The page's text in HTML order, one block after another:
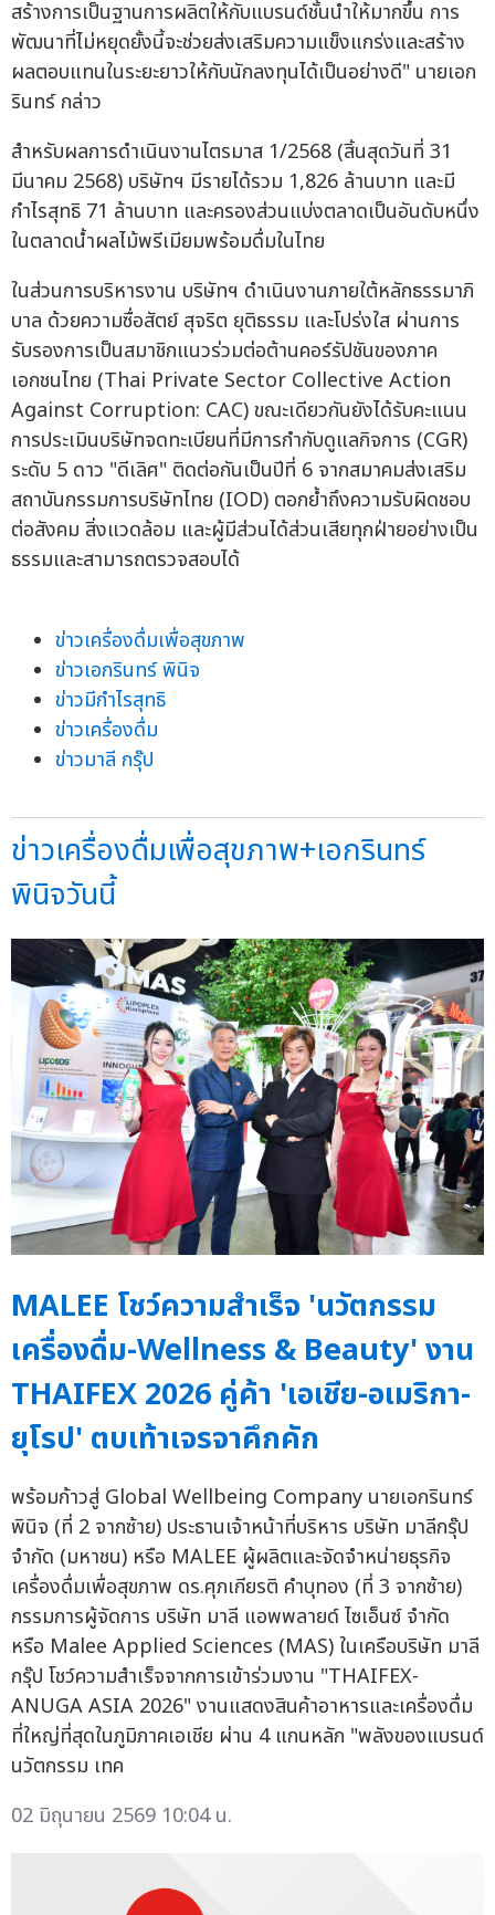
สร้างการเป็นฐานการผลิตให้กับแบรนด์ชั้นนำให้มากขึ้น การ
พัฒนาที่ไม่หยุดยั้งนี้จะช่วยส่งเสริมความแข็งแกร่งและสร้าง
ผลตอบแทนในระยะยาวให้กับนักลงทุนได้เป็นอย่างดี" นายเอก
รินทร์ กล่าว
สำหรับผลการดำเนินงานไตรมาส 1/2568 (สิ้นสุดวันที่ 31
มีนาคม 2568) บริษัทฯ มีรายได้รวม 1,826 ล้านบาท และมี
กำไรสุทธิ 71 ล้านบาท และครองส่วนแบ่งตลาดเป็นอันดับหนึ่ง
ในตลาดน้ำผลไม้พรีเมียมพร้อมดื่มในไทย
ในส่วนการบริหารงาน บริษัทฯ ดำเนินงานภายใต้หลักธรรมาภิ
บาล ด้วยความซื่อสัตย์ สุจริต ยุติธรรม และโปร่งใส ผ่านการ
รับรองการเป็นสมาชิกแนวร่วมต่อต้านคอร์รัปชันของภาค
เอกชนไทย (Thai Private Sector Collective Action
Against Corruption: CAC) ขณะเดียวกันยังได้รับคะแนน
การประเมินบริษัทจดทะเบียนที่มีการกำกับดูแลกิจการ (CGR)
ระดับ 5 ดาว "ดีเลิศ" ติดต่อกันเป็นปีที่ 6 จากสมาคมส่งเสริม
สถาบันกรรมการบริษัทไทย (IOD) ตอกย้ำถึงความรับผิดชอบ
ต่อสังคม สิ่งแวดล้อม และผู้มีส่วนได้ส่วนเสียทุกฝ่ายอย่างเป็น
ธรรมและสามารถตรวจสอบได้
ข่าวเครื่องดื่มเพื่อสุขภาพ
ข่าวเอกรินทร์ พินิจ
ข่าวมีกำไรสุทธิ
ข่าวเครื่องดื่ม
ข่าวมาลี กรุ๊ป
ข่าวเครื่องดื่มเพื่อสุขภาพ+เอกรินทร์
พินิจวันนี้
MALEE โชว์ความสำเร็จ 'นวัตกรรม
เครื่องดื่ม-Wellness & Beauty' งาน
THAIFEX 2026 คู่ค้า 'เอเชีย-อเมริกา-
ยุโรป' ตบเท้าเจรจาคึกคัก
พร้อมก้าวสู่ Global Wellbeing Company นายเอกรินทร์
พินิจ (ที่ 2 จากซ้าย) ประธานเจ้าหน้าที่บริหาร บริษัท มาลีกรุ๊ป
จำกัด (มหาชน) หรือ MALEE ผู้ผลิตและจัดจำหน่ายธุรกิจ
เครื่องดื่มเพื่อสุขภาพ ดร.ศุภเกียรติ คำบุทอง (ที่ 3 จากซ้าย)
กรรมการผู้จัดการ บริษัท มาลี แอพพลายด์ ไซเอ็นซ์ จำกัด
หรือ Malee Applied Sciences (MAS) ในเครือบริษัท มาลี
กรุ๊ป โชว์ความสำเร็จจากการเข้าร่วมงาน "THAIFEX-
ANUGA ASIA 2026" งานแสดงสินค้าอาหารและเครื่องดื่ม
ที่ใหญ่ที่สุดในภูมิภาคเอเชีย ผ่าน 4 แกนหลัก "พลังของแบรนด์
นวัตกรรม เทค
02 มิถุนายน 2569 10:04 น.